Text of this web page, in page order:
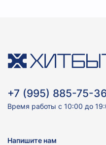
+7 (995) 885-75-36
Время работы с 10:00 до
Напишите нам